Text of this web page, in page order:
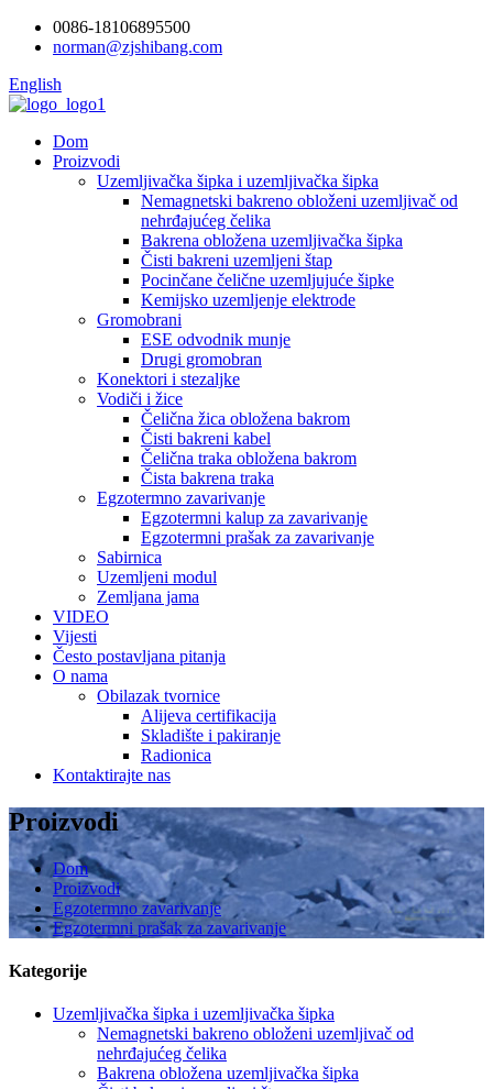
0086-18106895500
norman@zjshibang.com
English
Dom
Proizvodi
Uzemljivačka šipka i uzemljivačka šipka
Nemagnetski bakreno obloženi uzemljivač od
nehrđajućeg čelika
Bakrena obložena uzemljivačka šipka
Čisti bakreni uzemljeni štap
Pocinčane čelične uzemljujuće šipke
Kemijsko uzemljenje elektrode
Gromobrani
ESE odvodnik munje
Drugi gromobran
Konektori i stezaljke
Vodiči i žice
Čelična žica obložena bakrom
Čisti bakreni kabel
Čelična traka obložena bakrom
Čista bakrena traka
Egzotermno zavarivanje
Egzotermni kalup za zavarivanje
Egzotermni prašak za zavarivanje
Sabirnica
Uzemljeni modul
Zemljana jama
VIDEO
Vijesti
Često postavljana pitanja
O nama
Obilazak tvornice
Alijeva certifikacija
Skladište i pakiranje
Radionica
Kontaktirajte nas
Proizvodi
Dom
Proizvodi
Egzotermno zavarivanje
Egzotermni prašak za zavarivanje
Kategorije
Uzemljivačka šipka i uzemljivačka šipka
Nemagnetski bakreno obloženi uzemljivač od
nehrđajućeg čelika
Bakrena obložena uzemljivačka šipka